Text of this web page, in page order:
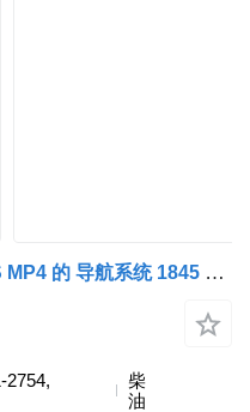
卡车 Mercedes-Benz ACTROS MP4 的 导航系统 1845 L A0008272157
2754,
柴
油